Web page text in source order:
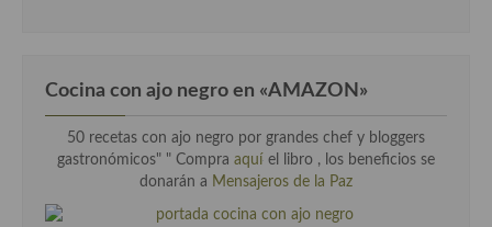
Cocina con ajo negro en «AMAZON»
50 recetas con ajo negro por grandes chef y bloggers
gastronómicos" " Compra aquí el libro , los beneficios se
donarán a Mensajeros de la Paz